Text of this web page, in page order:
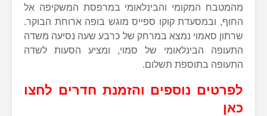
מהמטבח המקומי והבינלאומי במרפסת המשקיפה אל
החוף, ובמסעדת קוקו ספייס מוגש בופה ארוחת הבוקר.
שרתון סאמוי נמצא במרחק של כרבע שעה נסיעה משדה
התעופה הבינלאומי של סמוי, ומציע הסעות לשדה
התעופה בתוספת תשלום.
לפרטים נוספים והזמנת חדרים לחצו
כאן